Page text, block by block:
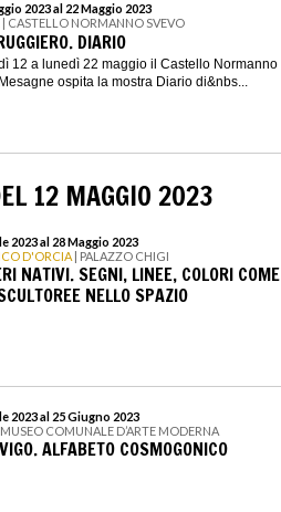
2023 al 22 Maggio 2023
| CASTELLO NORMANNO SVEVO
DIARIO
12 a lunedì 22 maggio il Castello Normanno
ospita la mostra Diario di&nbs...
12 MAGGIO 2023
2023 al 28 Maggio 2023
D'ORCIA | PALAZZO CHIGI
NATIVI. SEGNI, LINEE, COLORI COME
NELLO SPAZIO
2023 al 25 Giugno 2023
COMUNALE D’ARTE MODERNA
ALFABETO COSMOGONICO